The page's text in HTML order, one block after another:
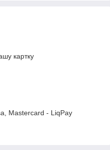
картку
Mastercard - LiqPay